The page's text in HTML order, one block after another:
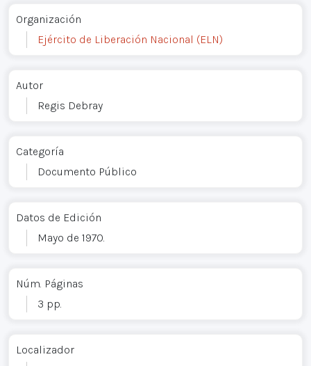
Organización
Ejército de Liberación Nacional (ELN)
Autor
Regis Debray
Categoría
Documento Público
Datos de Edición
Mayo de 1970.
Núm. Páginas
3 pp.
Localizador